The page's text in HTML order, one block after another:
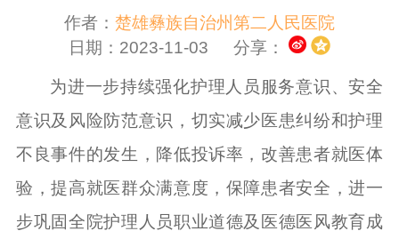
作者： 楚雄彝族自治州第二人民医院
日期：2023-11-03
分享：
为进一步持续强化护理人员服务意识、安全
意识及风险防范意识，切实减少医患纠纷和护理
不良事件的发生，降低投诉率，改善患者就医体
验，提高就医群众满意度，保障患者安全，进一
步巩固全院护理人员职业道德及医德医风教育成